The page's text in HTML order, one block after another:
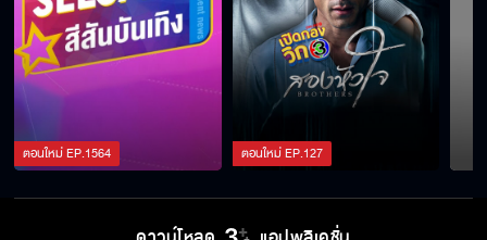
ตอนใหม่EP.1564 ตอนใหม่EP.127